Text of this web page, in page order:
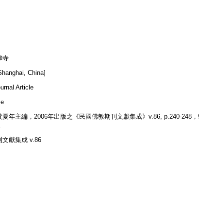
寺
China]
Article
年主編，2006年出版之《民國佛教期刊文獻集成》v.86, p.240-248，
文獻集成 v.86